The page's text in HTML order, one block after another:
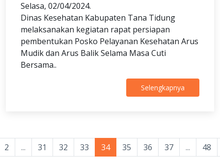
Selasa, 02/04/2024.
Dinas Kesehatan Kabupaten Tana Tidung
melaksanakan kegiatan rapat persiapan
pembentukan Posko Pelayanan Kesehatan Arus
Mudik dan Arus Balik Selama Masa Cuti
Bersama..
Selengkapnya
2 ... 31 32 33 34 35 36 37 ... 48